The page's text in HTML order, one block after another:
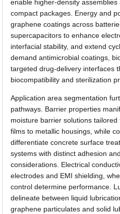
enable higher-density
compact packages. Energy and
graphene coatings across
supercapacitors to enhance
interfacial stability, and extend
demand antimicrobial coatings,
targeted drug-delivery interfaces
biocompatibility and sterilization
Application area segmentation
pathways. Barrier properties
moisture barrier solutions
films to metallic housings, while
differentiate concrete surface
systems with distinct adhesion
considerations. Electrical
electrodes and EMI shielding,
control determine performance.
delineate between liquid
graphene particulates and solid